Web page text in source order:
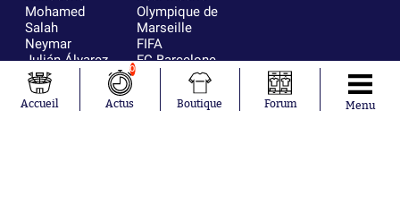
Mohamed
Salah
Neymar
Julián Álvarez
Ferrán Torres
Kilian Corredor
Franco
Olympique de
Marseille
FIFA
FC Barcelone
Argentine
Olympique
lyonnais
Accueil
0
Actus Boutique Forum Menu